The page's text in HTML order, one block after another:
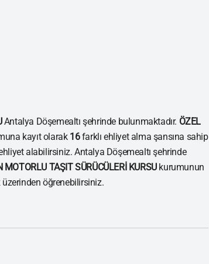
Antalya Döşemealtı şehrinde bulunmaktadır. ÖZEL
kayıt olarak 16farklı ehliyet alma şansına sahip
alabilirsiniz. Antalya Döşemealtı şehrinde
MOTORLU TAŞIT SÜRÜCÜLERİ KURSUkurumunun
öğrenebilirsiniz.